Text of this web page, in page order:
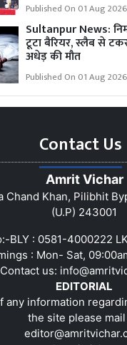
Published On 01 Aug
Sultanpur News:
टूटा बैरियर, स्लैब से
अधेड़ की मौत
Published On 01 Aug
Contact Us
Amrit Vichar
Chand Khan, Pilibhit
(U.P) 243001
BLY : 0581-4000222
: Mon- Sat,
Contact us:
EDITORIAL
any information
the site please